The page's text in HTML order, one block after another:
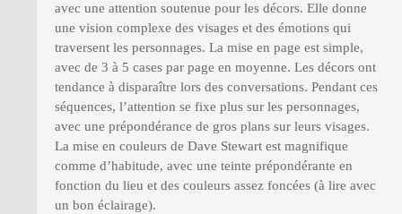
avec une attention soutenue pour les décors. Elle donne
une vision complexe des visages et des émotions qui
traversent les personnages. La mise en page est simple,
avec de 3 à 5 cases par page en moyenne. Les décors ont
tendance à disparaître lors des conversations. Pendant ces
séquences, l’attention se fixe plus sur les personnages,
avec une prépondérance de gros plans sur leurs visages.
La mise en couleurs de Dave Stewart est magnifique
comme d’habitude, avec une teinte prépondérante en
fonction du lieu et des couleurs assez foncées (à lire avec
un bon éclairage).